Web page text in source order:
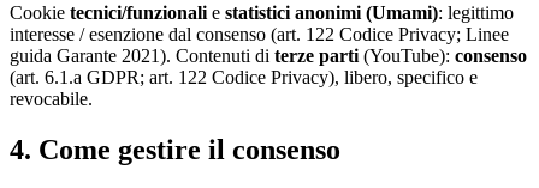
Cookie tecnici/funzionali e statistici anonimi (Umami): legittimo
interesse / esenzione dal consenso (art. 122 Codice Privacy; Linee
guida Garante 2021). Contenuti di terze parti (YouTube): consenso
(art. 6.1.a GDPR; art. 122 Codice Privacy), libero, specifico e
revocabile.
4. Come gestire il consenso